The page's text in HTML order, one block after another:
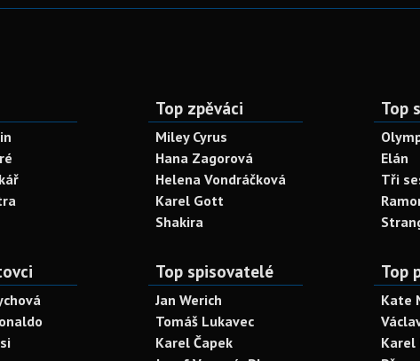
Top zpěváci
Miley Cyrus
Hana Zagorová
Helena Vondráčková
Karel Gott
Shakira
Top
Elán
Tři
Top spisovatelé
Jan Werich
Tomáš Lukavec
Karel Čapek
Top
Kate
Karel